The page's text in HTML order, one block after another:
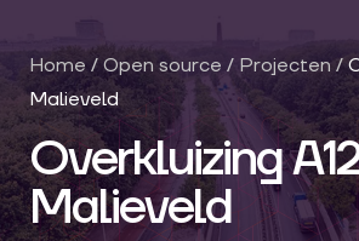
Home / Open source / Projecten /
Malieveld
Overkluizing
Malieveld